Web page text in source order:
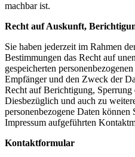
machbar ist.
Recht auf Auskunft,
Sie haben jederzeit im Rahmen
Bestimmungen das Recht auf
gespeicherten
Empfänger und den Zweck der
Recht auf Berichtigung, Sperrung
Diesbezüglich und auch zu
personenbezogene Daten
Impressum aufgeführten
Kontaktformular